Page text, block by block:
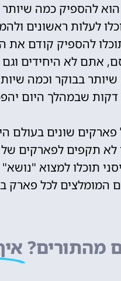
הוא להספיק כמה
לעלות ראשונים
להספיק קודם את
אתם לא היחידים וגם
בבוקר וכמה
שבמהלך היום
פארקים שונים
תקפים לפארקים של
תוכלו למצוא
המומלצים לכל פארק
מהתורים?